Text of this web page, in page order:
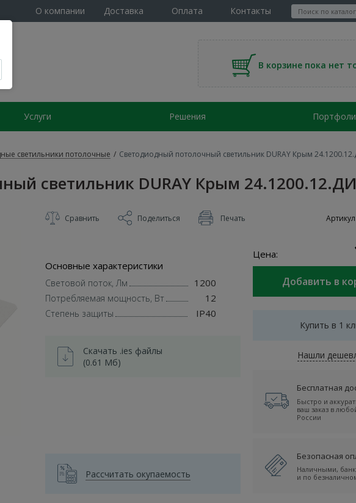
О компании Доставка Оплата Контакты
В корзине пока нет
Услуги Решения
светильники потолочные / Светодиодный потолочный светильник DURAY Крым
светильник DURAY Крым
Сравнить Поделиться Печать
Основные характеристики
Световой поток, Лм 1200
Потребляемая мощность, Вт 12
Степень защиты IP40
Скачать .ies файлы
(0.61 Мб)
Рассчитать окупаемость
Цена:
Купить в 1
Нашли
Бесплатная
Быстро и
ваш заказ в
России
Безопасная
Наличными,
и по